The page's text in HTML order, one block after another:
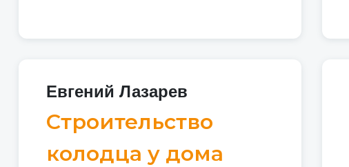
Евгений Лазарев
Строительство
колодца у дома